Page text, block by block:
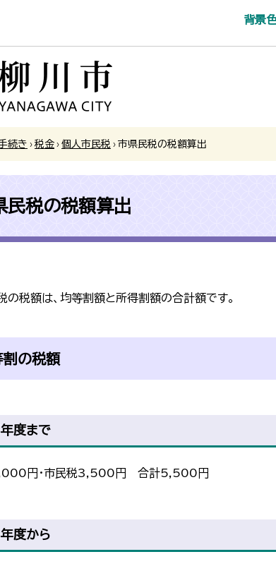
背景
続き › 税金 › 個人市民税 › 市県民税の税額算出
民税の税額算出
の税額は、均等割額と所得割額の合計額です。
割の税額
度まで
円・市民税3,500円 合計5,500円
度から